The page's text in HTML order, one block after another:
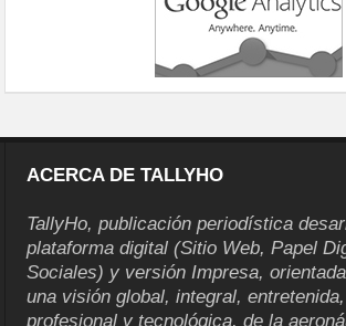
ACERCA DE TALLYHO
TallyHo, publicación periodística
plataforma digital (Sitio Web, Papel
Sociales) y versión Impresa,
una visión global, integral,
profesional y tecnológica, de la